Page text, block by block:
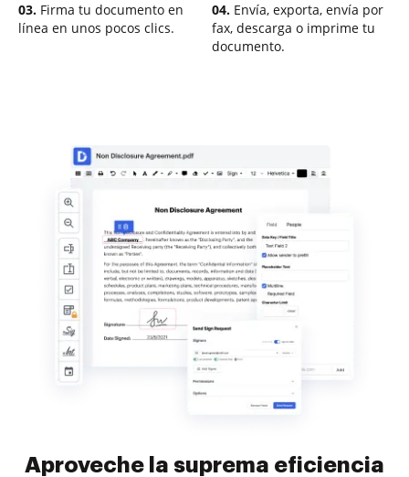
03. Firma tu documento en
línea en unos pocos clics.
04. Envía, exporta, envía por
fax, descarga o imprime tu
documento.
Aproveche la suprema eficiencia